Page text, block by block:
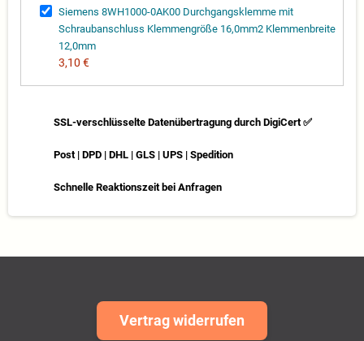
Siemens 8WH1000-0AK00 Durchgangsklemme mit
Schraubanschluss Klemmengröße 16,0mm2 Klemmenbreite
12,0mm
3,10 €
SSL-verschlüsselte Datenübertragung durch DigiCert ✅
Post | DPD | DHL | GLS | UPS | Spedition
Schnelle Reaktionszeit bei Anfragen
Vertrag widerrufen